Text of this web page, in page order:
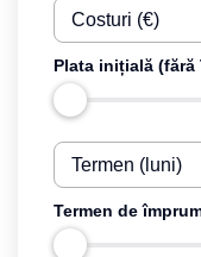
Costuri (€)
Plata inițială (fără
Termen (luni)
Termen de